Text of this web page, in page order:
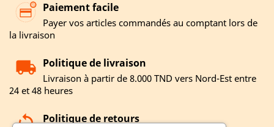
Paiement facile
Payer vos articles commandés au comptant lors de
la livraison
Politique de livraison
Livraison à partir de 8.000 TND vers Nord-Est entre
24 et 48 heures
Politique de retours